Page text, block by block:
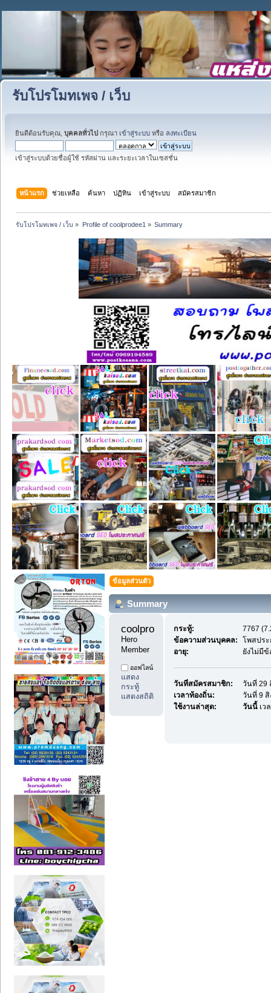
รับโปรโมทเพจ / เว็บ
ยินดีต้อนรับคุณ, บุคคลทั่วไป กรุณา เข้าสู่ระบบ หรือ ลงทะเบียน
เข้าสู่ระบบด้วยชื่อผู้ใช้ รหัสผ่าน และระยะเวลาในเซสชั่น
หน้าแรก ช่วยเหลือ ค้นหา ปฏิทิน เข้าสู่ระบบ สมัครสมาชิก
รับโปรโมทเพจ / เว็บ » Profile of coolprodee1 » Summary
ข้อมูลส่วนตัว
Summary
coolprodee1
Hero
Member
ออฟไลน์
แสดง
กระทู้
แสดงสถิติ
กระทู้:
7767
ข้อความส่วนบุคคล:
โพสปร
อายุ:
ยังไม่มี
วันที่สมัครสมาชิก:
วันที่ 29
เวลาท้องถิ่น:
วันที่ 9 สิ
ใช้งานล่าสุด:
วันนี้เว